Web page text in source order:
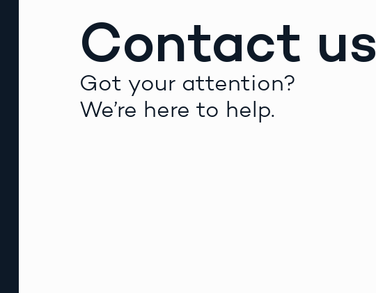
Contact us
Got your attention?
We’re here to help.